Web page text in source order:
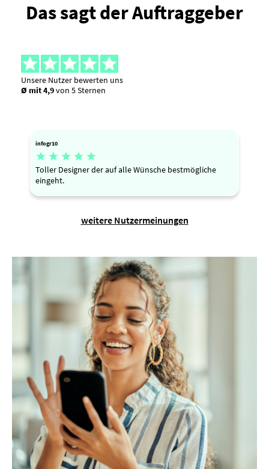
Das sagt der Auftraggeber
Unsere Nutzer bewerten uns
Ø mit 4,9von 5 Sternen
infogr10
    
Toller Designer der auf alle Wünsche bestmögliche
eingeht.
weitere Nutzermeinungen